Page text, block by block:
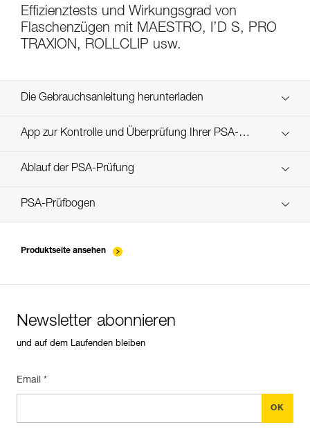
Effizienztests und Wirkungsgrad von
Flaschenzügen mit MAESTRO, I’D S, PRO
TRAXION, ROLLCLIP usw.
Die Gebrauchsanleitung herunterladen
Technical Notice
App zur Kontrolle und Überprüfung Ihrer PSA-
Bestände Entdecken Sie ePPEcentre
Ablauf der PSA-Prüfung
verif-EPI-IDS-IDL-IDevac-RIG-procedure-DE
PSA-Prüfbogen
Produktseite ansehen
Newsletter abonnieren
und auf dem Laufenden bleiben
Email *